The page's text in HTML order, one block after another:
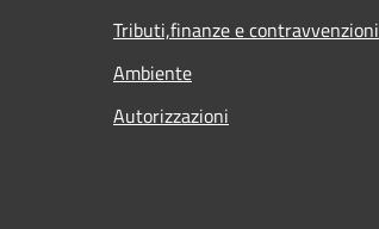
Tributi,finanze e contravvenzioni
Ambiente
Autorizzazioni